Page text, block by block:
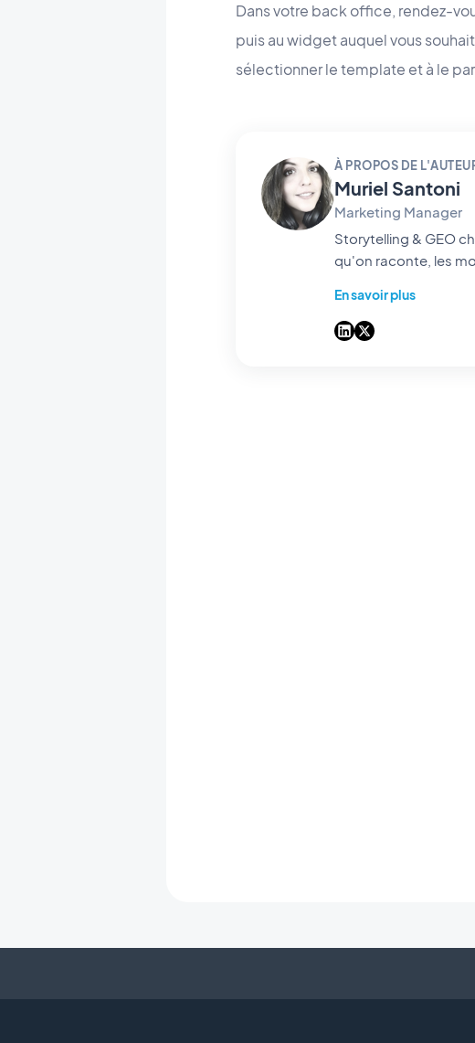
Dans votre back office, rendez-
puis au widget auquel vous
sélectionner le template et à le
À PROPOS DE
Muriel Santoni
Marketing Manager
Storytelling & GEO chez GoodBarber. Je façonne la
qu'on raconte, les
code facile à trouver
En savoir plus